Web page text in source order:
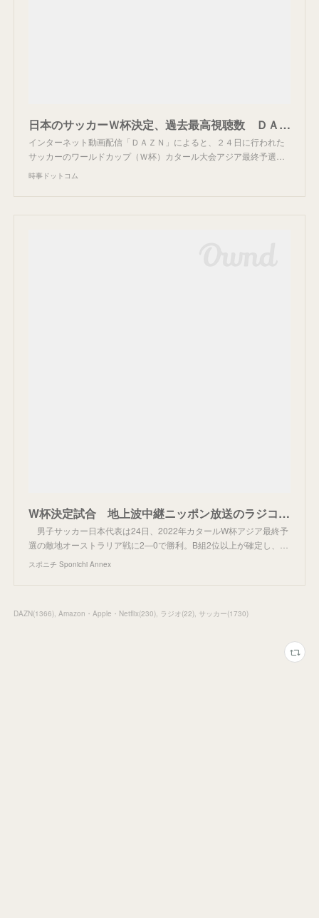
日本のサッカーＷ杯決定、過去最高視聴数 ＤＡＺＮ：時事ドットコム
インターネット動画配信「ＤＡＺＮ」によると、２４日に行われた
サッカーのワールドカップ（Ｗ杯）カタール大会アジア最終予選…
時事ドットコム
W杯決定試合 地上波中継ニッポン放送のラジコライブ配信シェア平均50.62％！最高値は70.17％! - スポニチ Sponichi Annex サッカー
男子サッカー日本代表は24日、2022年カタールW杯アジア最終予
選の敵地オーストラリア戦に2―0で勝利。B組2位以上が確定し、…
スポニチ Sponichi Annex
DAZN(1366) Amazon・Apple・Netflix(230) ラジオ(22) サッカー(1730)